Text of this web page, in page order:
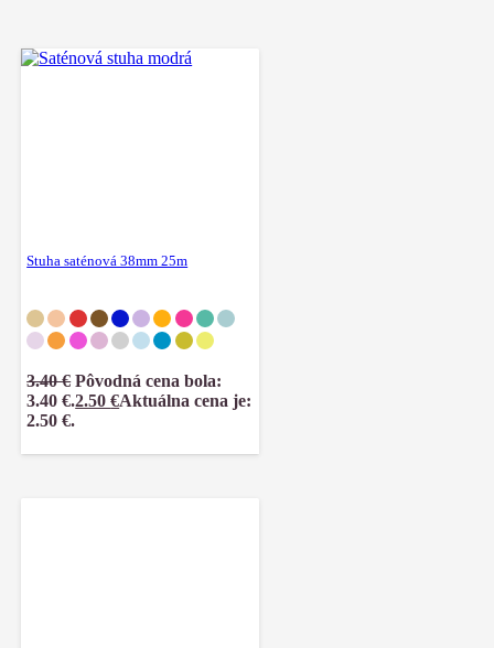
Stuha saténová 38mm 25m
3.40€ Pôvodná cena bola:
3.40 €.2.50€Aktuálna cena je:
2.50 €.